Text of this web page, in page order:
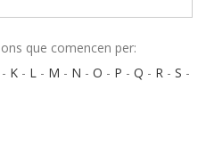
que comencen per:
- K - L - M - N - O - P - Q - R - S -